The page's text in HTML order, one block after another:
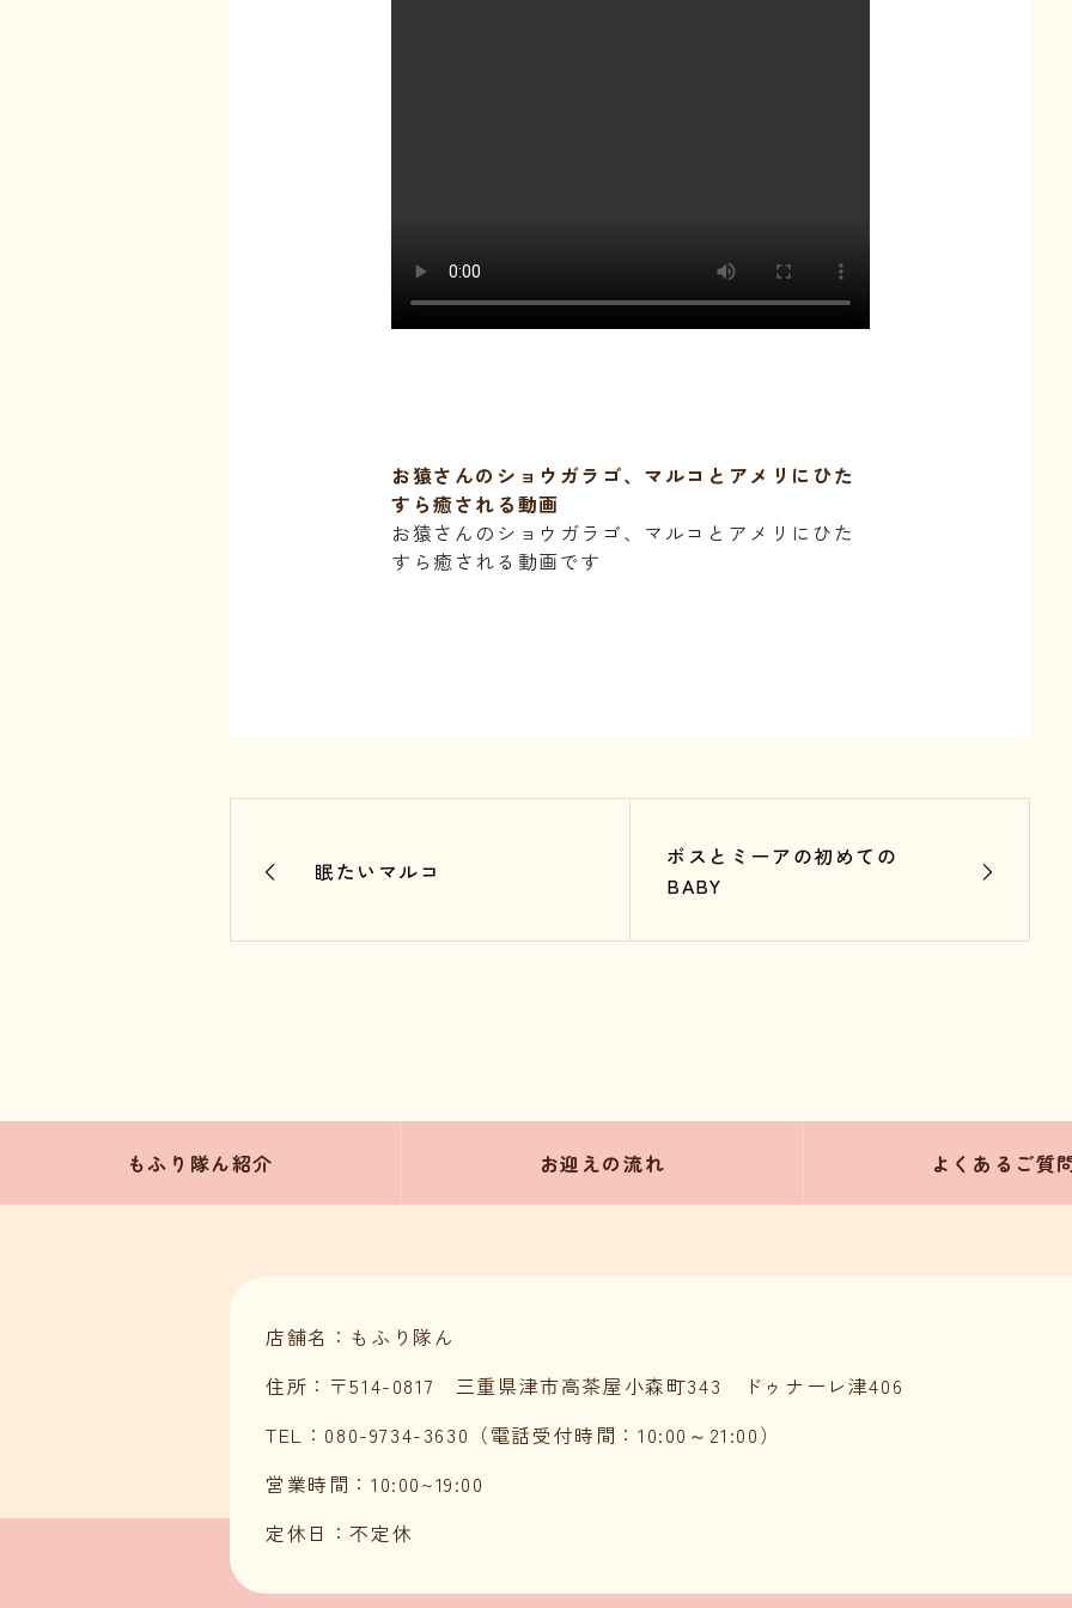
お猿さんのショウガラゴ、マルコとアメリにひた
すら癒される動画
お猿さんのショウガラゴ、マルコとアメリにひた
すら癒される動画です
眠たいマルコ
ボスとミーアの初めての
BABY
もふり隊ん紹介 お迎えの流れ よくあるご質
店舗名：もふり隊ん
住所：〒514-0817 三重県津市高茶屋小森町343 ドゥナーレ津406
TEL：080-9734-3630（電話受付時間：10:00～21:00）
営業時間：10:00~19:00
定休日：不定休